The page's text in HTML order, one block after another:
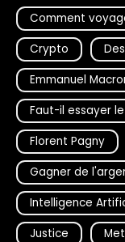
Comment
Crypto
Emmanuel
Faut-il essayer
Florent Pagny
Gagner de
Intelligence
Justice